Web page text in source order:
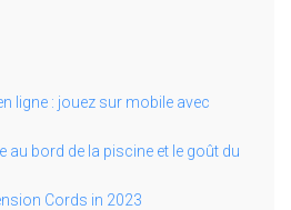
ligne : jouez sur mobile avec
au bord de la piscine et le goût du
Cords in 2023